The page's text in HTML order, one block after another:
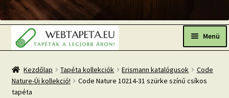
Ugrás
a
navigációhoz
Kilépés
a
tartalomba Menü
Népszerű tapéták
Kezdőlap Tapéta kollekciók Erismann katalógusok
Code
Nature-Új kollekció!
Code Nature 10214-31 szürke színű csíkos
tapéta